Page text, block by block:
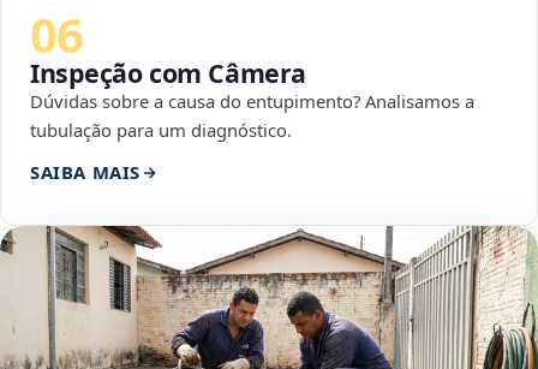
06
Inspeção com Câmera
Dúvidas sobre a causa do entupimento? Analisamos a
tubulação para um diagnóstico.
SAIBA MAIS